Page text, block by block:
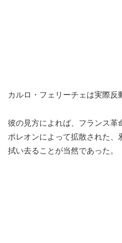
カルロ・フェリーチェは実際反
彼の見方によれば、フランス革
ポレオンによって拡散された、
拭い去ることが当然であった。